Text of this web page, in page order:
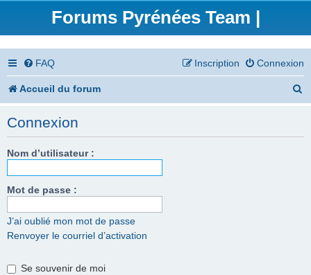
Forums Pyrénées Team |
FAQ Connexion
Inscription
Accueil du forum
Connexion
Nom d’utilisateur :
Mot de passe :
J’ai oublié mon mot de passe
Renvoyer le courriel d’activation
Se souvenir de moi